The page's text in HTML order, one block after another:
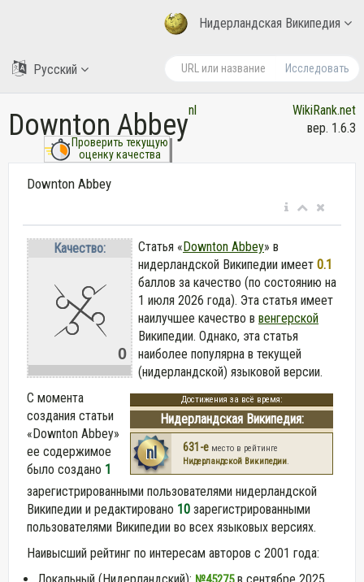
Нидерландская Википедия
Исследовать
Русский
Downton Abbeynl
Проверить текущую
оценку качества
WikiRank.net
вер. 1.6.3
Downton Abbey
Качество:
0
Статья «Downton Abbey» в
нидерландской Википедии имеет 0.1
баллов за качество (по состоянию на
1 июля 2026 года). Эта статья имеет
наилучшее качество в венгерской
Википедии. Однако, эта статья
наиболее популярна в текущей
(нидерландской) языковой версии.
Достижения за всё время:
Нидерландская Википедия:
nl 631-е место в рейтинге
Нидерландской Википедии.
С момента
создания статьи
«Downton Abbey»
ее содержимое
было создано 1
зарегистрированными пользователями нидерландской
Википедии и редактировано 10 зарегистрированными
пользователями Википедии во всех языковых версиях.
Наивысший рейтинг по интересам авторов с 2001 года: